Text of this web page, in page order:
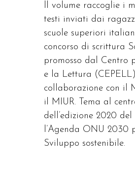
ll volume raccoglie i
testi inviati dai
scuole superiori
concorso di scrittura
promosso dal Centro
e la Lettura
collaborazione con il
il MIUR. Tema al
dell’edizione 2020 del
l’Agenda ONU 2030
Sviluppo sostenibile.